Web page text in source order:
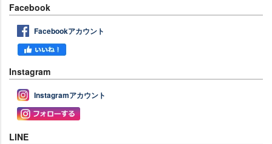
Facebook
Facebookアカウント
Instagram
Instagramアカウント
LINE